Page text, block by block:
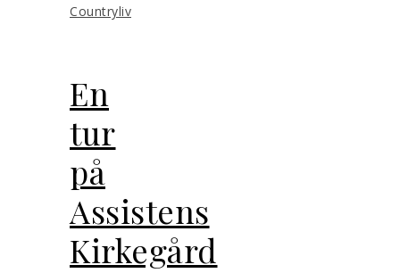
Countryliv
En
tur
på
Assistens
Kirkegård